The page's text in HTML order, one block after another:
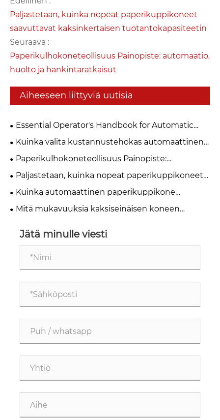
Paljastetaan, kuinka nopeat paperikuppikoneet
saavuttavat kaksinkertaisen tuotantokapasiteetin
Seuraava :
Paperikulhokoneteollisuus Painopiste: automaatio,
huolto ja hankintaratkaisut
Aiheeseen liittyviä uutisia
Essential Operator's Handbook for Automatic
Paper Cup Machines
Kuinka valita kustannustehokas automaattinen
paperikuppikone pienille ja keskikokoisille
paperikuppitehtaille vuonna 2026?
Paperikulhokoneteollisuus Painopiste:
automaatio, huolto ja hankintaratkaisut
Paljastetaan, kuinka nopeat paperikuppikoneet
saavuttavat kaksinkertaisen tuotantokapasiteetin
Kuinka automaattinen paperikuppikone
parantaa tuotannon tehokkuutta?
Mitä mukavuuksia kaksiseinäisen koneen
Jätä minulle viesti